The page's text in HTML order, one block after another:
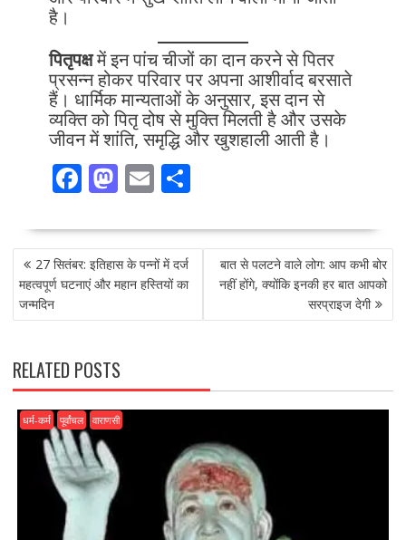
है।
पितृपक्षमें इन पांच चीजों का दान करने से पितर
प्रसन्न होकर परिवार पर अपना आशीर्वाद बरसाते
हैं। धार्मिक मान्यताओं के अनुसार, इस दान से
व्यक्ति को पितृ दोष से मुक्ति मिलती है और उसके
जीवन में शांति, समृद्धि और खुशहाली आती है।
F
e
b
o
o
k
M
to
d
o
n
E
ai
l
S
ar
POST
NAVIGATION
27 सितंबर: इतिहास के पन्नों में दर्ज
महत्वपूर्ण घटनाएं और महान हस्तियों का
जन्मदिन
बात से पलटने वाले लोग: आप कभी बोर
नहीं होंगे, क्योंकि इनकी हर बात आपको
सरप्राइज देगी
RELATED POSTS
धर्म-कर्म पूर्वांचल वाराणसी